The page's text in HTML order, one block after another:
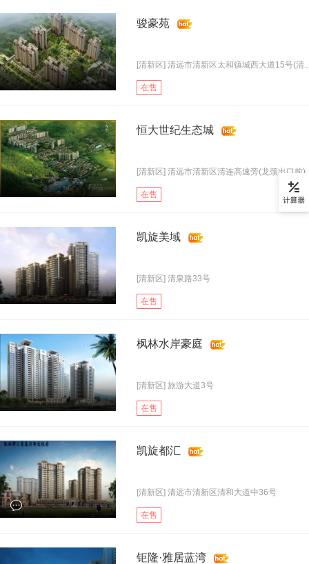
骏豪苑
[清新区] 清远市清新区太和镇城西大道15号(清
在售
恒大世纪生态城
[清新区] 清远市清新区清连高速旁(龙颈出口前)
在售
凯旋美域
[清新区] 清泉路33号
在售
枫林水岸豪庭
[清新区] 旅游大道3号
在售
凯旋都汇
[清新区] 清远市清新区清和大道中36号
在售
钜隆·雅居蓝湾